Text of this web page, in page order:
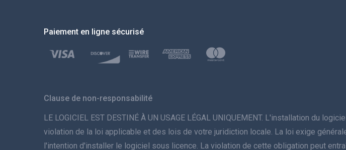
Paiement en ligne sécurisé
Clause de non-responsabilité
LE LOGICIEL EST DESTINÉ À UN USAGE LÉGAL UNIQUEMENT. L'installation du
violation de la loi applicable et des lois de votre juridiction locale. La loi exige
l'intention d'installer le logiciel sous licence. La violation de cette obligation peut